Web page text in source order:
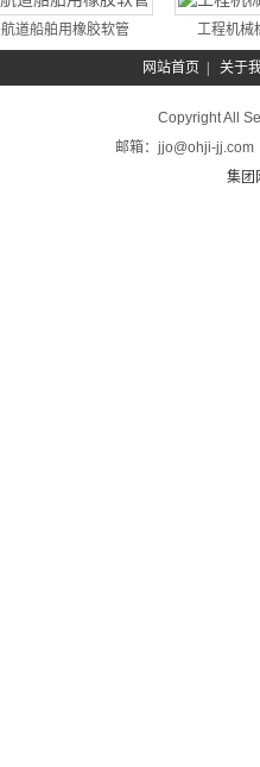
航道船舶用橡胶软管 工程机械
网站首页| 关于
Copyright All
邮箱：jjo@ohji-jj.com
集团